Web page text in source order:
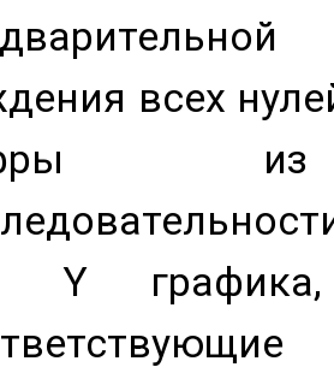
всех
из
Y